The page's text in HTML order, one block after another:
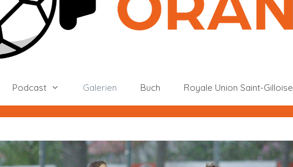
Podcast Galerien Buch Royale Union Saint-Gilloise